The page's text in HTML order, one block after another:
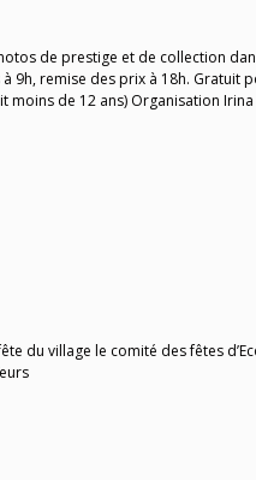
de prestige et de collection
9h, remise des prix à 18h. Gratuit
moins de 12 ans) Organisation Irina
du village le comité des fêtes